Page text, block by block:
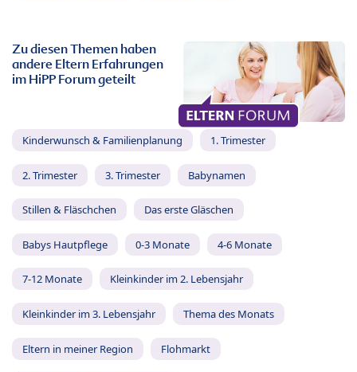
Zu diesen Themen haben
andere Eltern Erfahrungen
im HiPP Forum geteilt
Kinderwunsch & Familienplanung 1. Trimester
2. Trimester 3. Trimester Babynamen
Stillen & Fläschchen Das erste Gläschen
Babys Hautpflege 0-3 Monate 4-6 Monate
7-12 Monate Kleinkinder im 2. Lebensjahr
Kleinkinder im 3. Lebensjahr Thema des Monats
Eltern in meiner Region Flohmarkt